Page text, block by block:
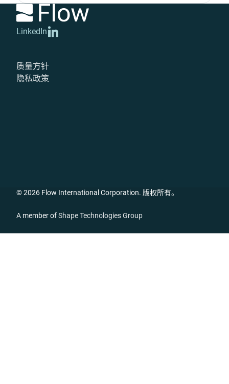
LinkedIn
质量方针
隐私政策
© 2026 Flow International Corporation. 版权所有。
A member ofShape Technologies Group